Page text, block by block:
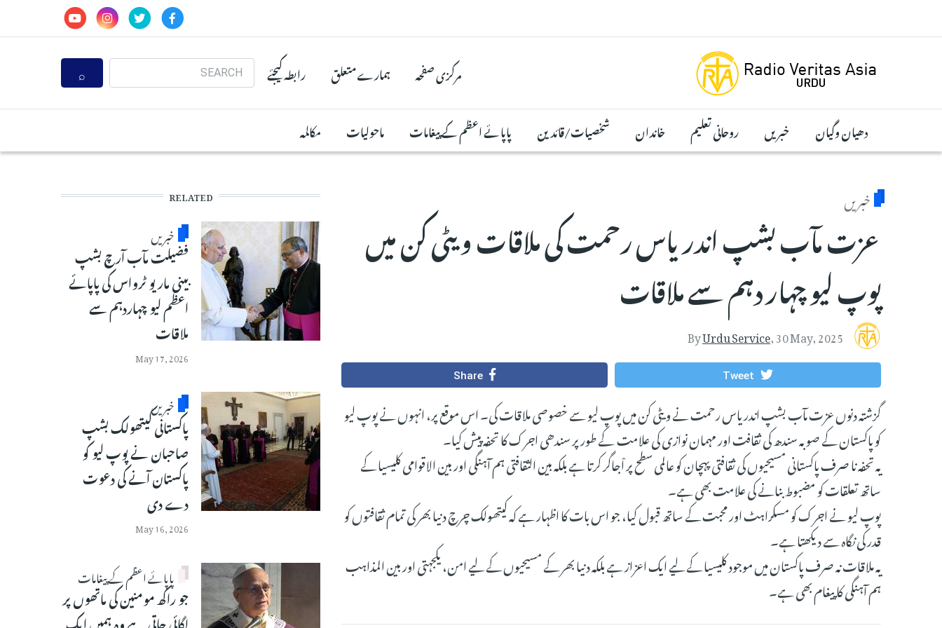
مرکزی صفحہ ہمارے متعلق رابطہ کیجئے
Search
دھیان وگیان خبریں روحانی تعلیم خاندان شخصیات/قائدین پاپائے اعظم کے پیغامات ماحولیات مکالمہ
خبریں
عزت مآب بشپ اندریاس رحمت کی ملاقات ویٹی کن میں
پوپ لیو چہار دہم سے ملاقات
ByUrdu Service,30 May, 2025
Tweet
Share
گزشتہ دنوں عزت مآب بشپ اندریاس رحمت نے ویٹی کن میں پوپ لیو سے خصوصی ملاقات کی۔ اس موقع پر، انہوں نے پوپ لیو
کو پاکستان کے صوبہ سندھ کی ثقافت اور مہمان نوازی کی علامت کے طور پر سندھی اجرک کا تحفہ پیش کیا۔
یہ تحفہ نا صرف پاکستانی مسیحیوں کی ثقافتی پہچان کو عالمی سطح پر اْجاگر کرتا ہے بلکہ بین الثقافتی ہم آہنگی اور بین الاقوامی کلیسیا کے
ساتھ تعلقات کو مضبوط بنانے کی علامت بھی ہے۔
پوپ لیو نے اجرک کو مسکراہٹ اور محبت کے ساتھ قبول کیا، جو اس بات کا اظہار ہے کہ کیتھولک چرچ دنیا بھر کی تمام ثقافتوں کو
قدر کی نگاہ سے دیکھتا ہے۔
یہ ملاقات نہ صرف پاکستان میں موجود کلیسیا کے لیے ایک اعزاز ہے بلکہ دنیا بھر کے مسیحیوں کے لیے امن، یکجہتی اور بین المذاہب
ہم آہنگی کا پیغام بھی ہے۔
RELATED
خبریں
فضیلت مآب آرچ بشپ
بینی ماریو ٹرواس کی پاپائے
اعظم لیو چہاردہم سے
ملاقات
May 17, 2026
خبریں
پاکستانی کیتھولک بشپ
صاحبان نے پوپ لیو کو
پاکستان آنے کی دعوت
دے دی
May 16, 2026
پاپائے اعظم کے پیغامات
جو راکھ مومنین کی ماتھوں پر